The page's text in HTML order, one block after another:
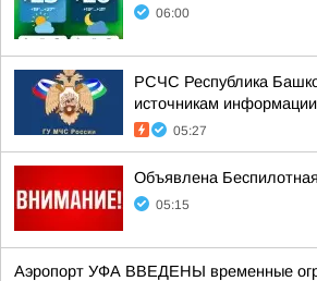
06:00
РСЧС Республика
источникам
05:27
Объявлена
05:15
Аэропорт УФА ВВЕДЕНЫ временные